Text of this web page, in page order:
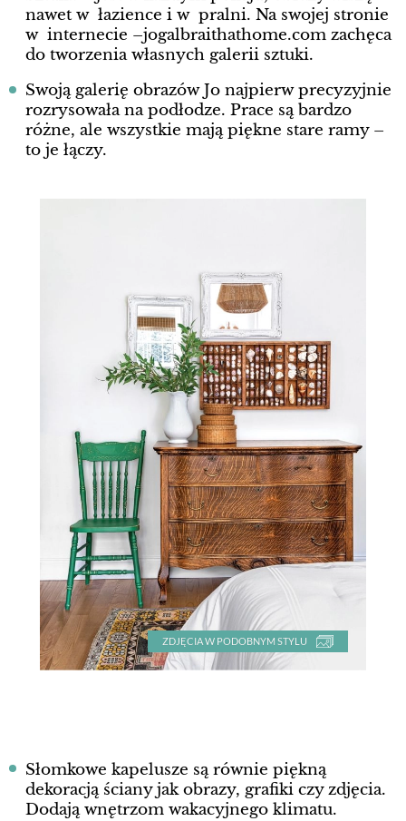
nawet w łazience i w pralni. Na swojej stronie
w internecie –jogalbraithathome.com zachęca
do tworzenia własnych galerii sztuki.
Swoją galerię obrazów Jo najpierw precyzyjnie
rozrysowała na podłodze. Prace są bardzo
różne, ale wszystkie mają piękne stare ramy –
to je łączy.
ZDJĘCIA W PODOBNYM STYLU
Słomkowe kapelusze są równie piękną
dekoracją ściany jak obrazy, grafiki czy zdjęcia.
Dodają wnętrzom wakacyjnego klimatu.